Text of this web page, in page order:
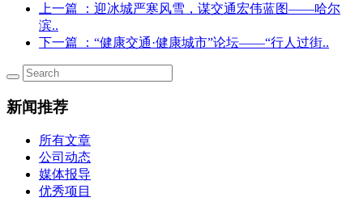
上一篇
：迎冰城严寒风雪，谋交通宏伟蓝图——哈尔
滨..
下一篇
：“健康交通·健康城市”论坛——“行人过街..
新闻推荐
所有文章
公司动态
媒体报导
优秀项目